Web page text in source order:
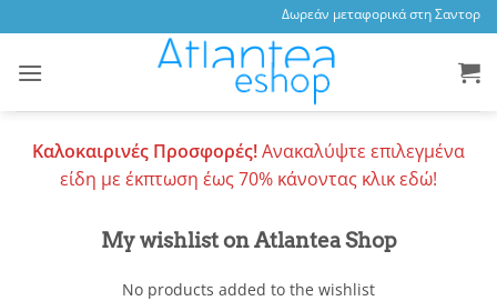
to
content
Δωρεάν μεταφορικά στη
Καλοκαιρινές Προσφορές!Ανακαλύψτε επιλεγμένα
είδη με έκπτωση έως 70% κάνοντας κλικ εδώ!
My wishlist on Atlantea Shop
No products added to the wishlist